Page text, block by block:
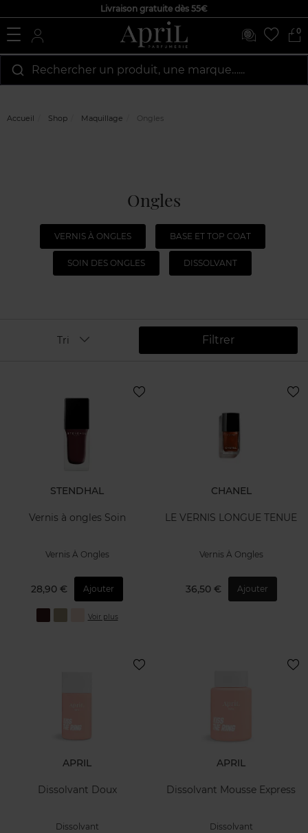
Livraison gratuite dès 55€
0
Rechercher un produit, une marque…...
Accueil Shop Maquillage Ongles
Ongles
VERNIS À ONGLES BASE ET TOP COAT
SOIN DES ONGLES DISSOLVANT
Filtrer
Tri
STENDHAL
Vernis à ongles Soin
Vernis À Ongles
28,90 € Ajouter
Voir plus
CHANEL
LE VERNIS LONGUE TENUE
Vernis À Ongles
36,50 € Ajouter
APRIL
Dissolvant Doux
Dissolvant
APRIL
Dissolvant Mousse Express
Dissolvant